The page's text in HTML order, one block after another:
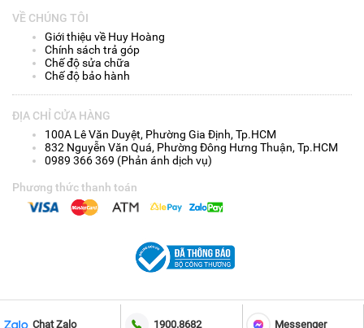
MUA NGAY
TRẢ GÓP 0%
VỀ CHÚNG TÔI
Giới thiệu về Huy Hoàng
Chính sách trả góp
Chế độ sửa chữa
Chế độ bảo hành
ĐỊA CHỈ CỬA HÀNG
100A Lê Văn Duyệt, Phường Gia Định, Tp.HCM
832 Nguyễn Văn Quá, Phường Đông Hưng Thuận, Tp.HCM
0989 366 369 (Phản ánh dịch vụ)
Phương thức thanh toán
Chat Zalo 1900.8682 Messenger